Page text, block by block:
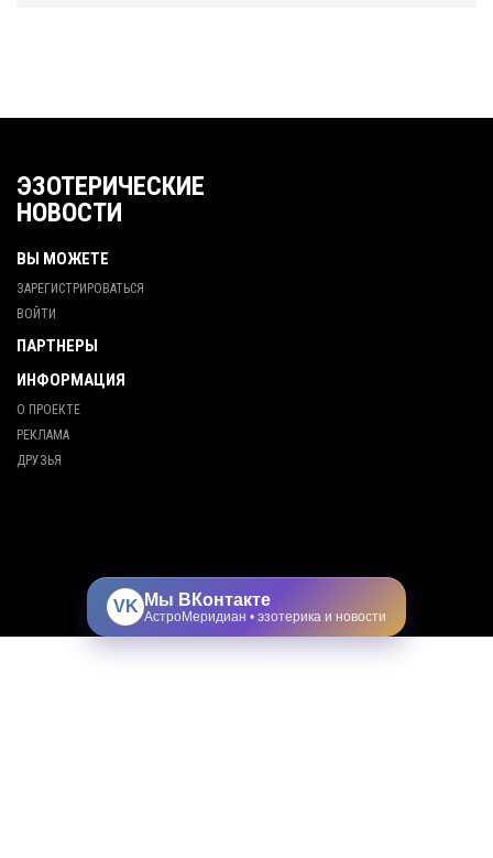
ЭЗОТЕРИЧЕСКИЕ
НОВОСТИ
ВЫ МОЖЕТЕ
ЗАРЕГИСТРИРОВАТЬСЯ
ВОЙТИ
ПАРТНЕРЫ
ИНФОРМАЦИЯ
О ПРОЕКТЕ
РЕКЛАМА
ДРУЗЬЯ
VK Мы ВКонтакте
АстроМеридиан • эзотерика и новости